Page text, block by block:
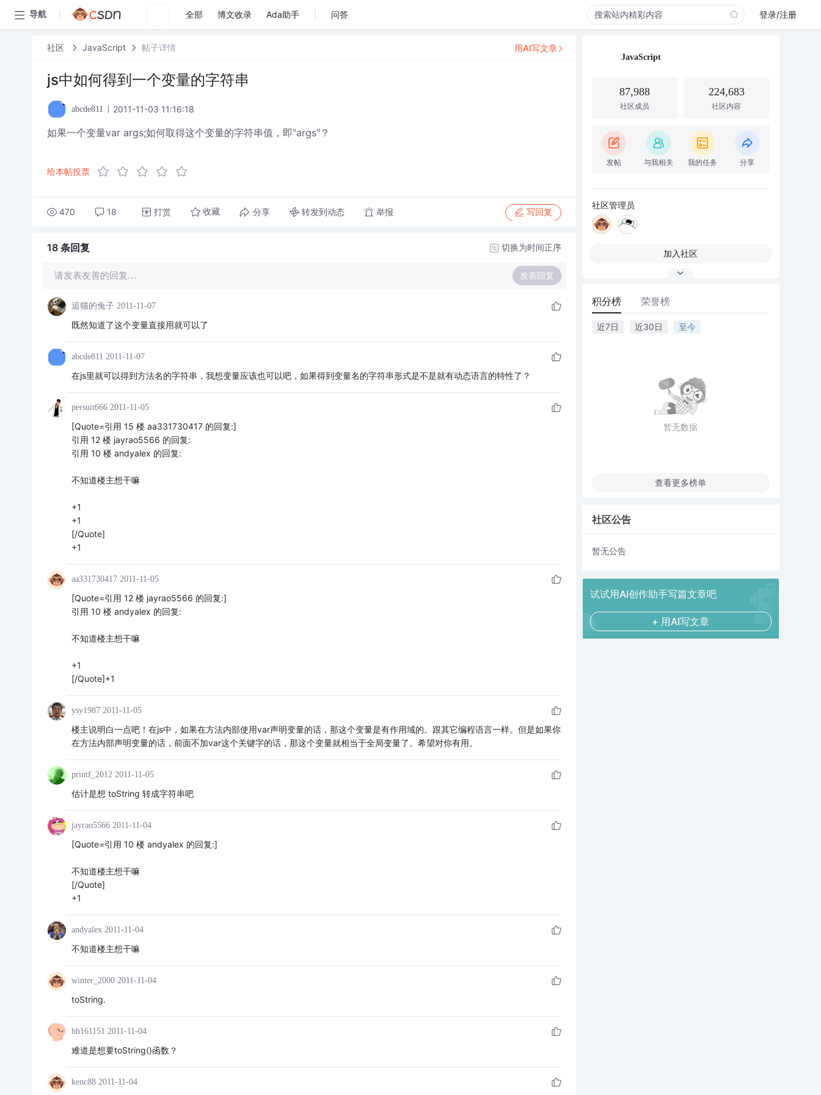
导航 全部 博文收录 Ada助手 问答 登录/注册
社区 JavaScript 帖子详情
js中如何得到一个变量的字符串
abcde811 2011-11-03 11:16:18
如果一个变量var args;如何取得这个变量的字符串值，即"args"？
给本帖投票
470 18 打赏 收藏 分享 转发到动态 举报 写回复
用AI写文章
18 条回复 切换为时间正序
请发表友善的回复… 发表回复
追猫的兔子 2011-11-07
既然知道了这个变量直接用就可以了
abcde811 2011-11-07
在js里就可以得到方法名的字符串，我想变量应该也可以吧，如果得到变量名的字符串形式是不是就有动态语言的特性了？
persuit666 2011-11-05
[Quote=引用 15 楼 aa331730417 的回复:]
引用 12 楼 jayrao5566 的回复:
引用 10 楼 andyalex 的回复:
不知道楼主想干嘛
+1
+1
[/Quote]
+1
aa331730417 2011-11-05
[Quote=引用 12 楼 jayrao5566 的回复:]
引用 10 楼 andyalex 的回复:
不知道楼主想干嘛
+1
[/Quote]+1
ysy1987 2011-11-05
楼主说明白一点吧！在js中，如果在方法内部使用var声明变量的话，那这个变量是有作用域的。跟其它编程语言一样。但是如果你
在方法内部声明变量的话，前面不加var这个关键字的话，那这个变量就相当于全局变量了。希望对你有用。
printf_2012 2011-11-05
估计是想 toString 转成字符串吧
jayrao5566 2011-11-04
[Quote=引用 10 楼 andyalex 的回复:]
不知道楼主想干嘛
[/Quote]
+1
andyalex 2011-11-04
不知道楼主想干嘛
winter_2000 2011-11-04
toString.
hh161151 2011-11-04
难道是想要toString()函数？
kenc88 2011-11-04
JavaScript
87,988
社区成员
224,683
社区内容
发帖 与我相关 我的任务 分享
社区管理员
加入社区
积分榜 荣誉榜
近7日 近30日 至今
暂无数据
查看更多榜单
社区公告
暂无公告
试试用AI创作助手写篇文章吧
+ 用AI写文章